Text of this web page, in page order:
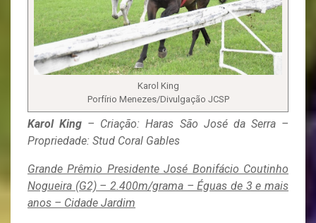
Karol King
Porfírio Menezes/Divulgação JCSP
Karol King – Criação: Haras São José da Serra –
Propriedade: Stud Coral Gables
Grande Prêmio Presidente José Bonifácio Coutinho
Nogueira (G2) – 2.400m/grama – Éguas de 3 e mais
anos – Cidade Jardim